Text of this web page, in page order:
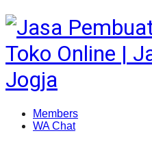
Members
WA Chat